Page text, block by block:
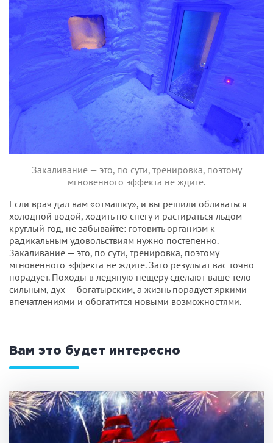
Закаливание — это, по сути, тренировка, поэтому
мгновенного эффекта не ждите.
Если врач дал вам «отмашку», и вы решили обливаться
холодной водой, ходить по снегу и растираться льдом
круглый год, не забывайте: готовить организм к
радикальным удовольствиям нужно постепенно.
Закаливание — это, по сути, тренировка, поэтому
мгновенного эффекта не ждите. Зато результат вас точно
порадует. Походы в ледяную пещеру сделают ваше тело
сильным, дух — богатырским, а жизнь порадует яркими
впечатлениями и обогатится новыми возможностями.
Вам это будет интересно